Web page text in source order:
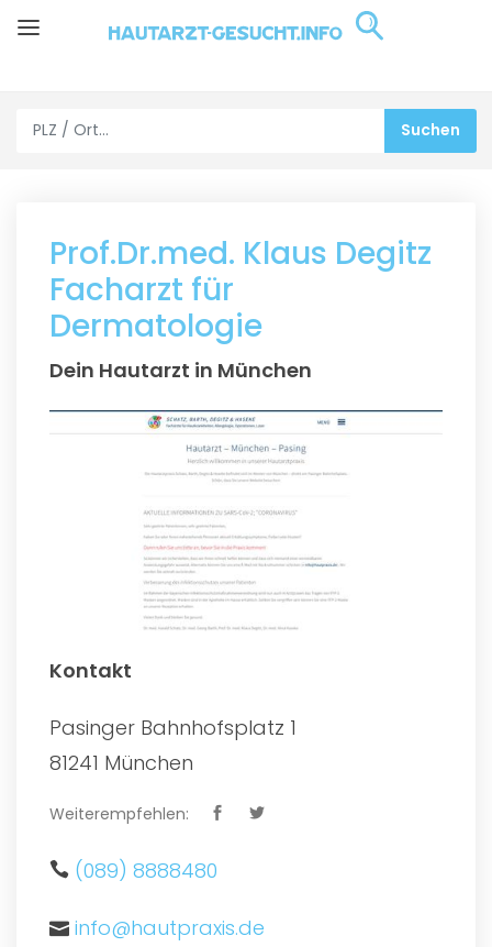
Prof.Dr.med. Klaus Degitz
Facharzt für
Dermatologie
Dein Hautarzt in München
Kontakt
Pasinger Bahnhofsplatz 1
81241 München
Weiterempfehlen:
(089) 8888480
info@hautpraxis.de